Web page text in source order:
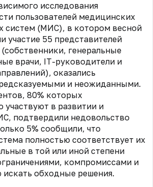
исследования
пользователей медицинских
систем (МИС), в котором весной
участие 55 представителей
генеральные
врачи, IТ-руководители и
оказались
и неожиданными.
80% которых
участвуют в развитии и
подтвердили недовольство
5% сообщили, что
полностью соответствует их
в той или иной степени
компромиссами и
обходные решения.